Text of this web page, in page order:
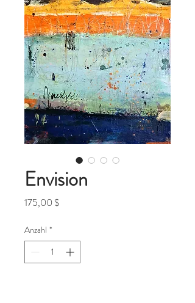
Envision
175,00 $
Anzahl *